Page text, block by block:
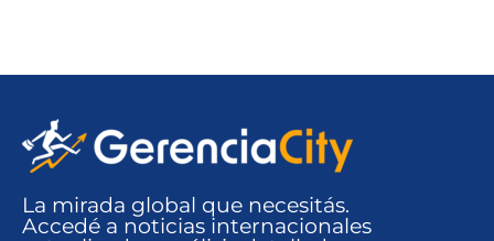
La mirada global que necesitás.
Accedé a noticias internacionales